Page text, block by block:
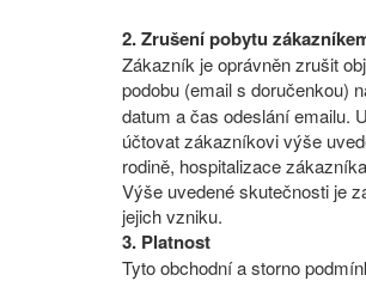
2. Zrušení pobytu
Zákazník je oprávněn zrušit
podobu (email s doručenkou)
datum a čas odeslání emailu.
účtovat zákazníkovi výše
rodině, hospitalizace
Výše uvedené skutečnosti je
jejich vzniku.
3. Platnost
Tyto obchodní a storno